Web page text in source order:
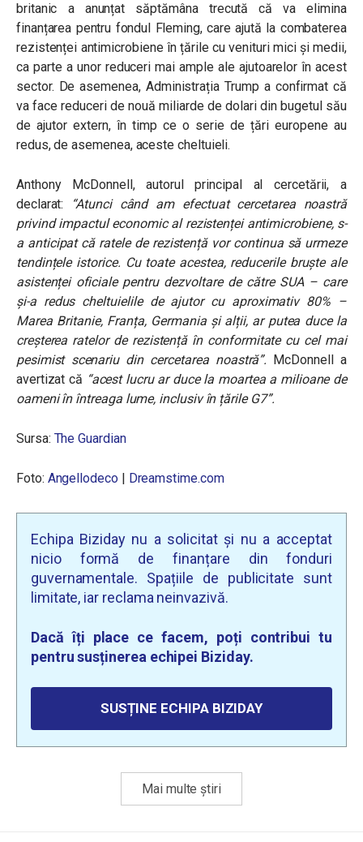
britanic a anunțat săptămâna trecută că va elimina
finanțarea pentru fondul Fleming, care ajută la combaterea
rezistenței antimicrobiene în țările cu venituri mici și medii,
ca parte a unor reduceri mai ample ale ajutoarelor în acest
sector. De asemenea, Administrația Trump a confirmat că
va face reduceri de nouă miliarde de dolari din bugetul său
de ajutor extern, în timp ce o serie de țări europene au
redus, de asemenea, aceste cheltuieli.
Anthony McDonnell, autorul principal al cercetării, a
declarat:
“Atunci când am efectuat cercetarea noastră
privind impactul economic al rezistenței antimicrobiene, s-
a anticipat că ratele de rezistență vor continua să urmeze
tendințele istorice. Cu toate acestea, reducerile bruște ale
asistenței oficiale pentru dezvoltare de către SUA – care
și-a redus cheltuielile de ajutor cu aproximativ 80% –
Marea Britanie, Franța, Germania și alții, ar putea duce la
creșterea ratelor de rezistență în conformitate cu cel mai
pesimist scenariu din cercetarea noastră”. McDonnell a
avertizat că “acest lucru ar duce la moartea a milioane de
oameni în întreaga lume, inclusiv în țările G7”.
Sursa: The Guardian
Foto: Angellodeco| Dreamstime.com
Echipa Biziday nu a solicitat și nu a acceptat
nicio formă de finanțare din fonduri
guvernamentale. Spațiile de publicitate sunt
limitate, iar reclama neinvazivă.
Dacă îți place ce facem, poți contribui tu
pentru susținerea echipei Biziday.
SUSȚINE ECHIPA BIZIDAY
Mai multe știri